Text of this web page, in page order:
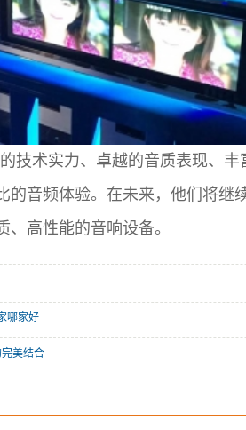
技术实力、卓越的音质表现、丰
的音频体验。在未来，他们将继
高性能的音响设备。
哪家好
美结合